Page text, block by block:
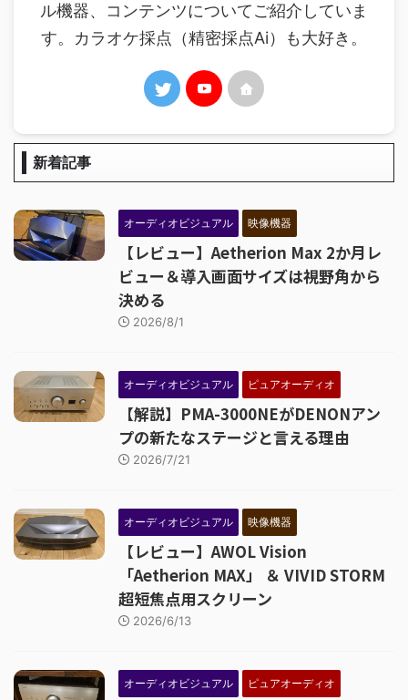
ル機器、コンテンツについてご紹介していま
す。カラオケ採点（精密採点Ai）も大好き。
新着記事
オーディオビジュアル 映像機器
【レビュー】Aetherion Max 2か月レ
ビュー＆導入画面サイズは視野角から
決める
2026/8/1
オーディオビジュアル ピュアオーディオ
【解説】PMA-3000NEがDENONアン
プの新たなステージと言える理由
2026/7/21
オーディオビジュアル 映像機器
【レビュー】AWOL Vision
「Aetherion MAX」 ＆ VIVID STORM
超短焦点用スクリーン
2026/6/13
オーディオビジュアル ピュアオーディオ